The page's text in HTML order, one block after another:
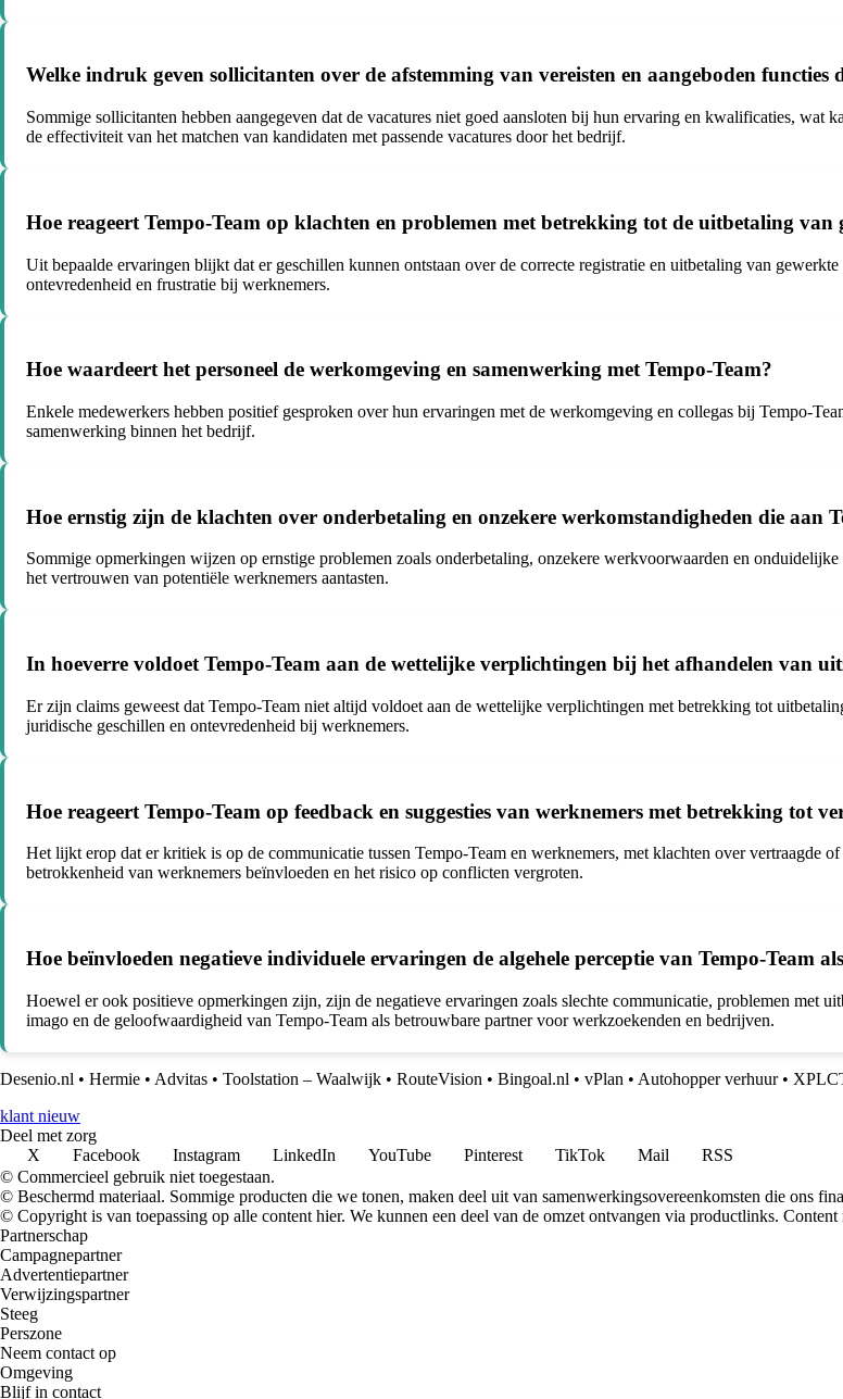
Welke indruk geven sollicitanten over de afstemming van vereisten en aangeboden functies
Sommige sollicitanten hebben aangegeven dat de vacatures niet goed aansloten bij hun ervaring en kwalificaties,
de effectiviteit van het matchen van kandidaten met passende vacatures door het bedrijf.
Hoe reageert Tempo-Team op klachten en problemen met betrekking tot de uitbetaling van
Uit bepaalde ervaringen blijkt dat er geschillen kunnen ontstaan over de correcte registratie en uitbetaling van
ontevredenheid en frustratie bij werknemers.
Hoe waardeert het personeel de werkomgeving en samenwerking met Tempo-Team?
Enkele medewerkers hebben positief gesproken over hun ervaringen met de werkomgeving en collegas bij Tempo-
samenwerking binnen het bedrijf.
Hoe ernstig zijn de klachten over onderbetaling en onzekere werkomstandigheden die aan
Sommige opmerkingen wijzen op ernstige problemen zoals onderbetaling, onzekere werkvoorwaarden en
het vertrouwen van potentiële werknemers aantasten.
In hoeverre voldoet Tempo-Team aan de wettelijke verplichtingen bij het afhandelen van
Er zijn claims geweest dat Tempo-Team niet altijd voldoet aan de wettelijke verplichtingen met betrekking tot
juridische geschillen en ontevredenheid bij werknemers.
Hoe reageert Tempo-Team op feedback en suggesties van werknemers met betrekking tot
Het lijkt erop dat er kritiek is op de communicatie tussen Tempo-Team en werknemers, met klachten over vertraagde
betrokkenheid van werknemers beïnvloeden en het risico op conflicten vergroten.
Hoe beïnvloeden negatieve individuele ervaringen de algehele perceptie van Tempo-Team
Hoewel er ook positieve opmerkingen zijn, zijn de negatieve ervaringen zoals slechte communicatie, problemen met
imago en de geloofwaardigheid van Tempo-Team als betrouwbare partner voor werkzoekenden en bedrijven.
Desenio.nl • Hermie • Advitas • Toolstation – Waalwijk • RouteVision • Bingoal.nl • vPlan • Autohopper verhuur•
klant nieuw
Deel met zorg
X
Facebook Instagram LinkedIn YouTube Pinterest TikTok Mail
RSS
© Commercieel gebruik niet toegestaan.
© Beschermd materiaal. Sommige producten die we tonen, maken deel uit van samenwerkingsovereenkomsten die ons
© Copyright is van toepassing op alle content hier. We kunnen een deel van de omzet ontvangen via productlinks.
Partnerschap
Campagnepartner
Advertentiepartner
Verwijzingspartner
Steeg
Perszone
Neem contact op
Omgeving
Blijf in contact